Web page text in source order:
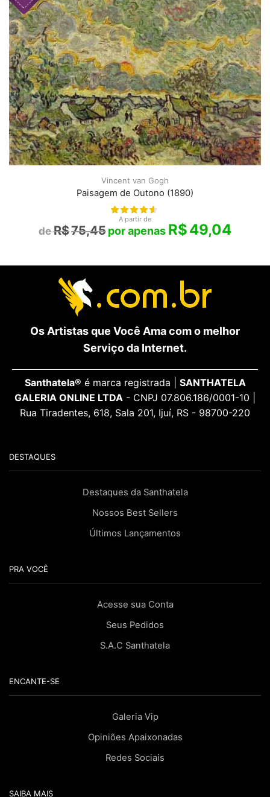
Vincent van Gogh
Paisagem de Outono (1890)
A partir de
R$75,45 R$49,04
Os Artistas que Você Ama com o melhor
Serviço da Internet.
Santhatela® é marca registrada | SANTHATELA
GALERIA ONLINE LTDA - CNPJ 07.806.186/0001-10 |
Rua Tiradentes, 618, Sala 201, Ijuí, RS - 98700-220
DESTAQUES
Destaques da Santhatela
Nossos Best Sellers
Últimos Lançamentos
PRA VOCÊ
Acesse sua Conta
Seus Pedidos
S.A.C Santhatela
ENCANTE-SE
Galeria Vip
Opiniões Apaixonadas
Redes Sociais
SAIBA MAIS